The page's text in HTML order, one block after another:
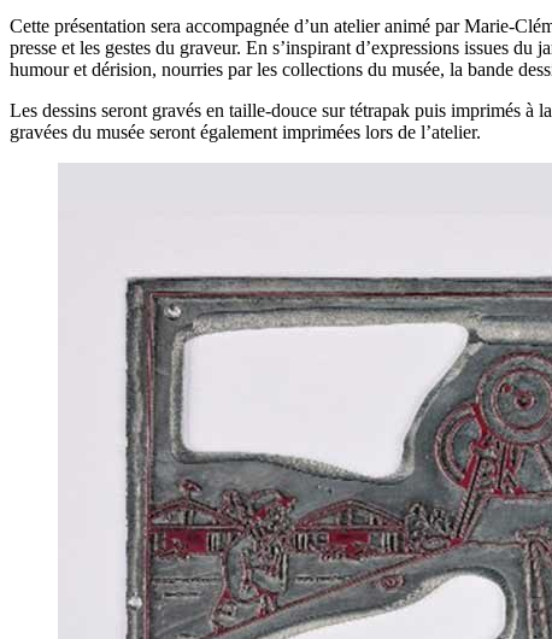
Cette présentation sera accompagnée d’un atelier animé par Marie-
presse et les gestes du graveur. En s’inspirant d’expressions issues
humour et dérision, nourries par les collections du musée, la bande
Les dessins seront gravés en taille-douce sur tétrapak puis imprimés
gravées du musée seront également imprimées lors de l’atelier.